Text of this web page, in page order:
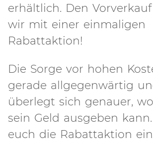
erhältlich. Den
wir mit einer einmaligen
Rabattaktion!
Die Sorge vor hohen
gerade allgegenwärtig
überlegt sich genauer,
sein Geld ausgeben
euch die Rabattaktion